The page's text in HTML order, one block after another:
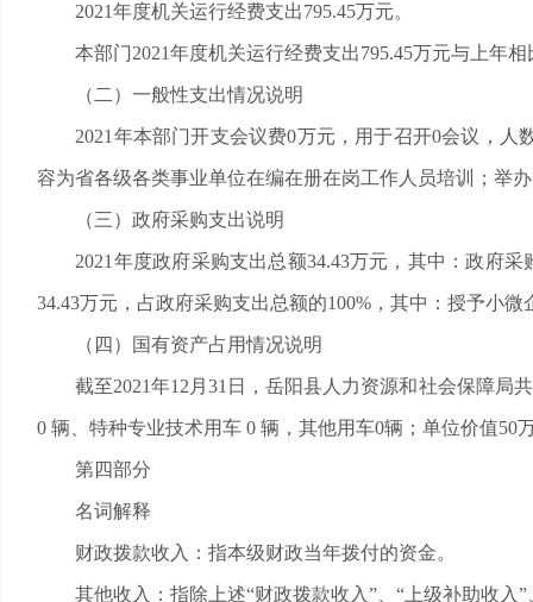
2021年度机关运行经费支出795.45万元。
本部门2021年度机关运行经费支出795.45万元与上年相
（二）一般性支出情况说明
2021年本部门开支会议费0万元，用于召开0会议，人
容为省各级各类事业单位在编在册在岗工作人员培训；举
（三）政府采购支出说明
2021年度政府采购支出总额34.43万元，其中：政府采
34.43万元，占政府采购支出总额的100%，其中：授予小
（四）国有资产占用情况说明
截至2021年12月31日，岳阳县人力资源和社会保障局共
0 辆、特种专业技术用车 0 辆，其他用车0辆；单位价值
第四部分
名词解释
财政拨款收入：指本级财政当年拨付的资金。
其他收入：指除上述“财政拨款收入”、“上级补助收入”